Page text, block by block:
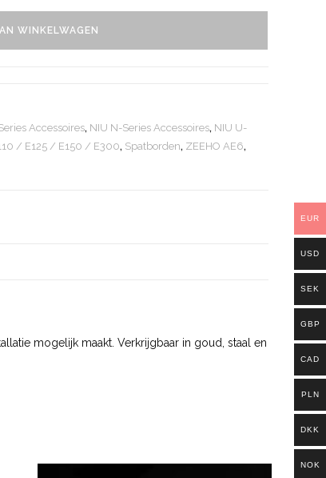
WINKELWAGEN
Accessoires, NIU N-Series Accessoires, NIU U-
/ E125 / E150 / E300, Spatborden, ZEEHO AE6,
mogelijk maakt. Verkrijgbaar in goud, staal en
EUR
USD
SEK
GBP
CAD
PLN
DKK
NOK